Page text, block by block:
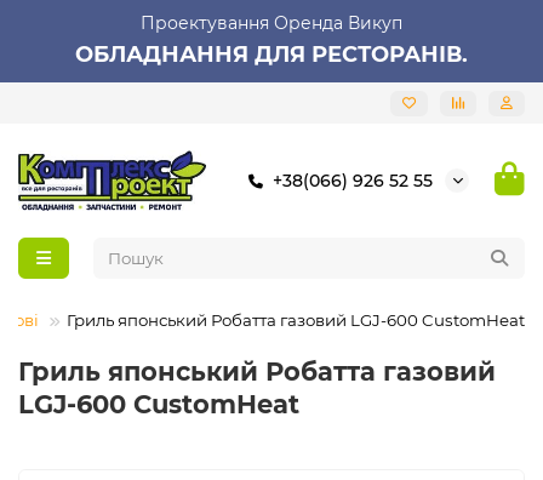
Проектування Оренда Викуп
ОБЛАДНАННЯ ДЛЯ РЕСТОРАНІВ.
+38(066) 926 52 55
Гриль японський Робатта газовий LGJ-600 CustomHeat
Гриль японський Робатта газовий
LGJ-600 CustomHeat